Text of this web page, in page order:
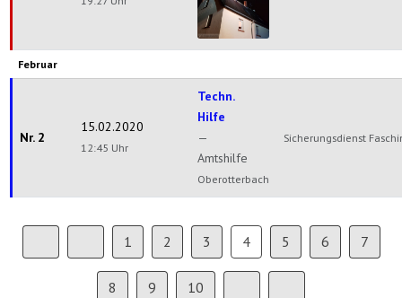
Schweigen-
Rechtenbach
Februar
Nr. 2
15.02.2020
12:45 Uhr
Techn.
Hilfe
—
Amtshilfe
Oberotterbach
Sicherungsdienst
1 2 3 4 5 6 7
8 9 10